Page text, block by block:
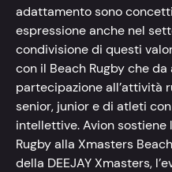
adattamento sono
espressione anche nel
condivisione di questi
con il Beach Rugby che
partecipazione all’attività
senior, junior e di atleti
intellettive. Avion
Rugby alla Xmasters
della DEEJAY Xmasters,